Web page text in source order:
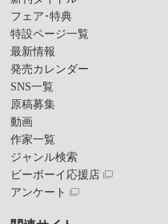
フェア･特典
特設ページ一覧
最新情報
発売カレンダー
SNS一覧
原稿募集
動画
作家一覧
ジャンル検索
ビーボーイ応援店
アンケート